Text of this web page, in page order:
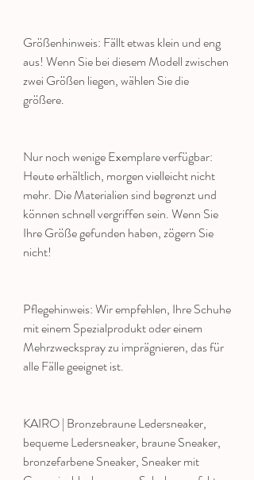
Größenhinweis: Fällt etwas klein und eng
aus! Wenn Sie bei diesem Modell zwischen
zwei Größen liegen, wählen Sie die
größere.
Nur noch wenige Exemplare verfügbar:
Heute erhältlich, morgen vielleicht nicht
mehr. Die Materialien sind begrenzt und
können schnell vergriffen sein. Wenn Sie
Ihre Größe gefunden haben, zögern Sie
nicht!
Pflegehinweis: Wir empfehlen, Ihre Schuhe
mit einem Spezialprodukt oder einem
Mehrzweckspray zu imprägnieren, das für
alle Fälle geeignet ist.
KAIRO | Bronzebraune Ledersneaker,
bequeme Ledersneaker, braune Sneaker,
bronzefarbene Sneaker, Sneaker mit